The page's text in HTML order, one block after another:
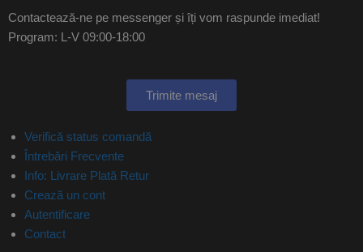
Contactează-ne pe messenger și îți vom raspunde imediat!
Program: L-V 09:00-18:00
Trimite mesaj
Verifică status comandă
Întrebări Frecvente
Info: Livrare Plată Retur
Crează un cont
Autentificare
Contact